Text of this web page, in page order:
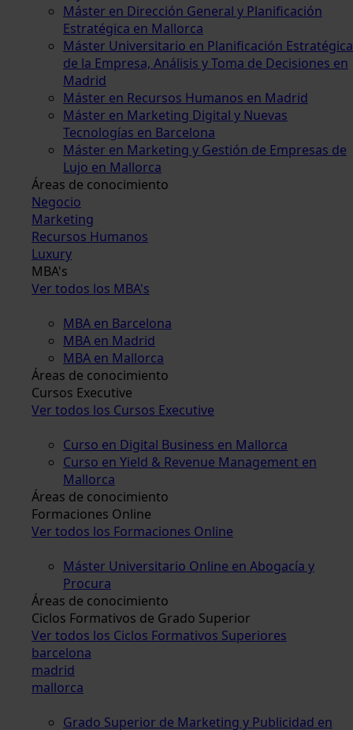
Máster en Dirección General y Planificación
Estratégica en Mallorca
Máster Universitario en Planificación Estratégica
de la Empresa, Análisis y Toma de Decisiones en
Madrid
Máster en Recursos Humanos en Madrid
Máster en Marketing Digital y Nuevas
Tecnologías en Barcelona
Máster en Marketing y Gestión de Empresas de
Lujo en Mallorca
Áreas de conocimiento
Negocio
Marketing
Recursos Humanos
Luxury
MBA's
Ver todos los MBA's
MBA en Barcelona
MBA en Madrid
MBA en Mallorca
Áreas de conocimiento
Cursos Executive
Ver todos los Cursos Executive
Curso en Digital Business en Mallorca
Curso en Yield & Revenue Management en
Mallorca
Áreas de conocimiento
Formaciones Online
Ver todos los Formaciones Online
Máster Universitario Online en Abogacía y
Procura
Áreas de conocimiento
Ciclos Formativos de Grado Superior
Ver todos los Ciclos Formativos Superiores
barcelona
madrid
mallorca
Grado Superior de Marketing y Publicidad en